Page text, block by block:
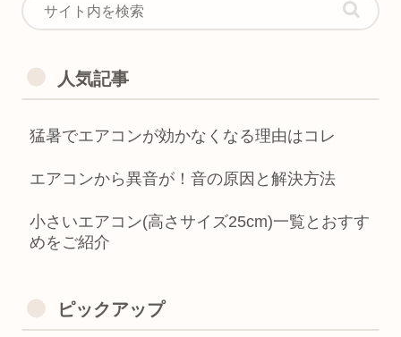
人気記事
猛暑でエアコンが効かなくなる理由はコレ
エアコンから異音が！音の原因と解決方法
小さいエアコン(高さサイズ25cm)一覧とおすす
めをご紹介
ピックアップ